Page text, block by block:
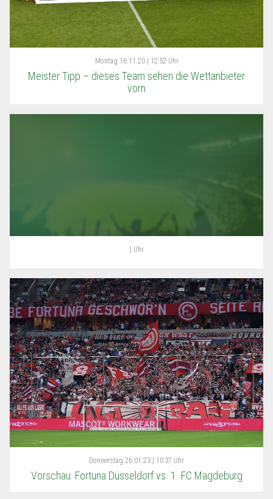
Montag 16.11.20 | 12:52 Uhr
Meister Tipp – dieses Team sehen die Wettanbieter
vorn
| Uhr
Donnerstag 26.01.23 | 10:37 Uhr
Vorschau: Fortuna Düsseldorf vs. 1. FC Magdeburg